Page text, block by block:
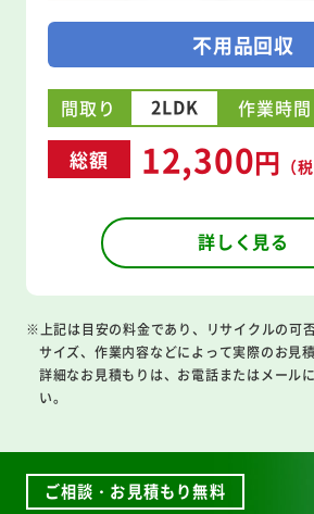
不用品回収
間取り 2LDK 作業時間
総額 12,300円 （
詳しく見る
※上記は目安の料金であり、リサイクルの可
サイズ、作業内容などによって実際のお見
詳細なお見積もりは、お電話またはメール
い。
ご相談・お見積もり無料